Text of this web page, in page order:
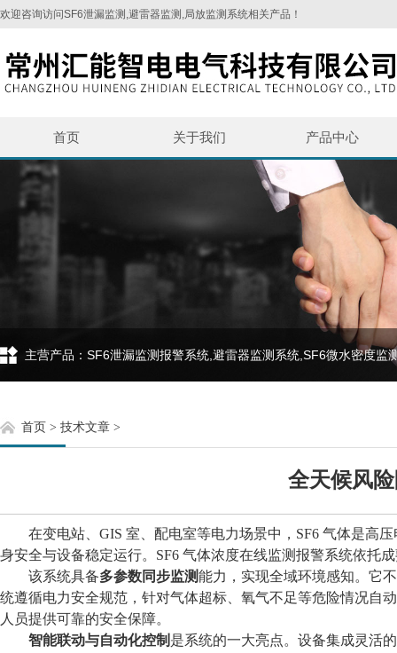
欢迎咨询访问SF6泄漏监测,避雷器监测,局放监测系统相关产品！
首页 关于我们 产品中心
首页 > 技术文章 >
全天候风
在变电站、 GIS 室、配电室等电力场景中，SF6 气体是高
身安全与设备稳定运行。SF6 气体浓度在线监测报警系统依托
该系统具备多参数同步监测能力，实现全域环境感知。它
统遵循电力安全规范，针对气体超标、氧气不足等危险情况自
人员提供可靠的安全保障。
智能联动与自动化控制 是系统的一大亮点。设备集成灵活